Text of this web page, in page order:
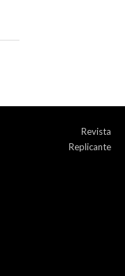
Revista
Replicante